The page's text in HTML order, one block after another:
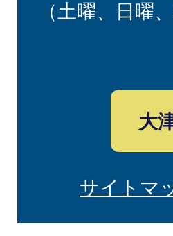
（土曜、日曜
大
サイトマ